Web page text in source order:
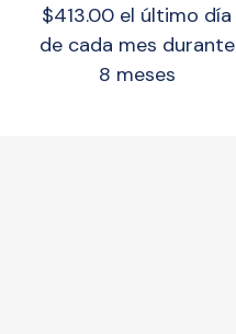
$413.00 el último día
de cada mes durante
8 meses